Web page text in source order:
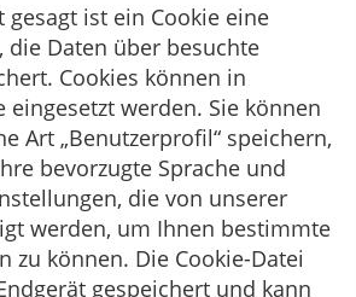
gesagt ist ein Cookie eine
die Daten über besuchte
Cookies können in
eingesetzt werden. Sie können
Art „Benutzerprofil“ speichern,
bevorzugte Sprache und
die von unserer
werden, um Ihnen bestimmte
zu können. Die Cookie-Datei
gespeichert und kann